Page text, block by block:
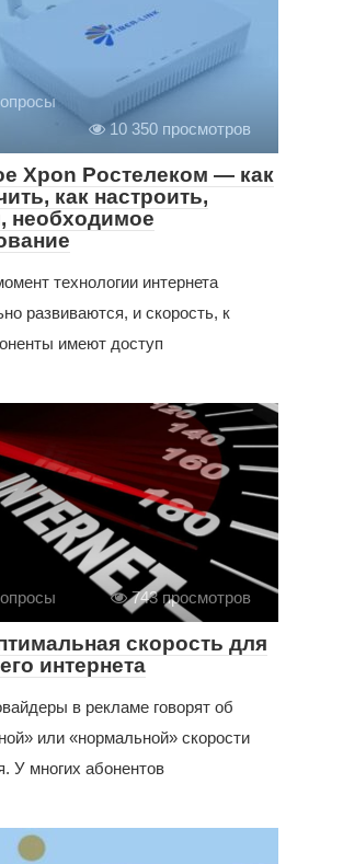
10 350 просмотров
Xpon Ростелеком — как
как настроить,
необходимое
технологии интернета
развиваются, и скорость, к
имеют доступ
743 просмотров
скорость для
интернета
в рекламе говорят об
или «нормальной» скорости
У многих абонентов